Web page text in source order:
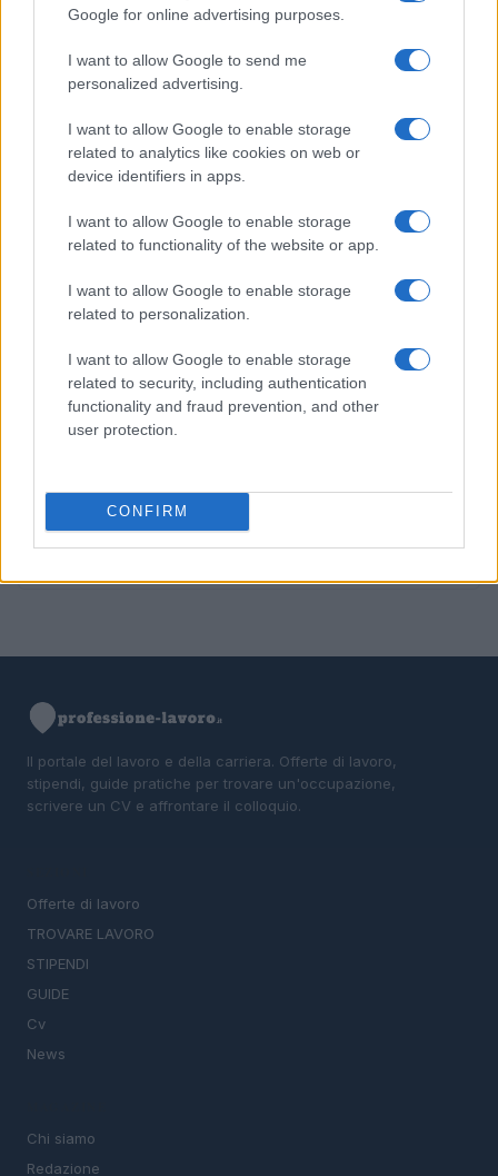
Google for online advertising purposes.
I want to allow Google to send me
personalized advertising.
I want to allow Google to enable storage
related to analytics like cookies on web or
device identifiers in apps.
I want to allow Google to enable storage
related to functionality of the website or app.
I want to allow Google to enable storage
related to personalization.
I want to allow Google to enable storage
related to security, including authentication
functionality and fraud prevention, and other
user protection.
CONFIRM
Lavoro digitale: il governo introduce nuove regole per
Andrea Innocenti · 3 Ago 2026
PIÙ LETTI
anticipazioni
allarmanti su lavoro e sicurezza
La candidatura di Irsina per Capitale Italiana della
Cultura 2029
5 Autorità di Bacino Po ad Ecomondo, focus su acqua e
territorio
Il portale del lavoro e della carriera. Offerte di lavoro,
stipendi, guide pratiche per trovare un'occupazione,
scrivere un CV e affrontare il colloquio.
Offerte di lavoro
TROVARE LAVORO
STIPENDI
GUIDE
Cv
News
Chi siamo
Redazione